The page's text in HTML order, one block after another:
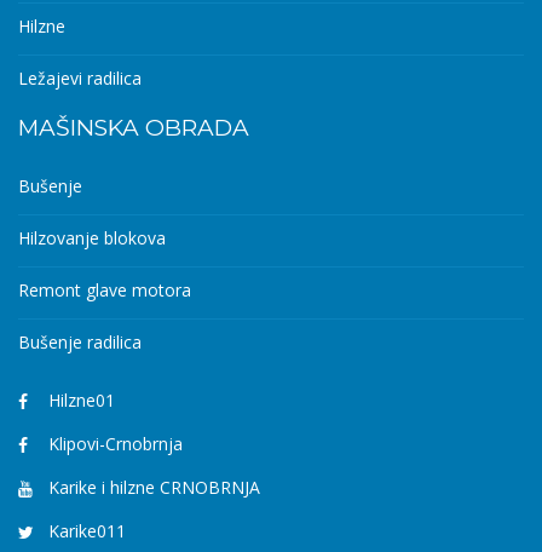
Hilzne
Ležajevi radilica
MAŠINSKA OBRADA
Bušenje
Hilzovanje blokova
Remont glave motora
Bušenje radilica
Hilzne01
Klipovi-Crnobrnja
Karike i hilzne CRNOBRNJA
Karike011